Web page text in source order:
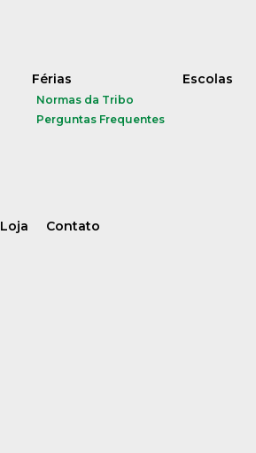
Férias
Normas da Tribo
Perguntas Frequentes
Escolas
Loja Contato